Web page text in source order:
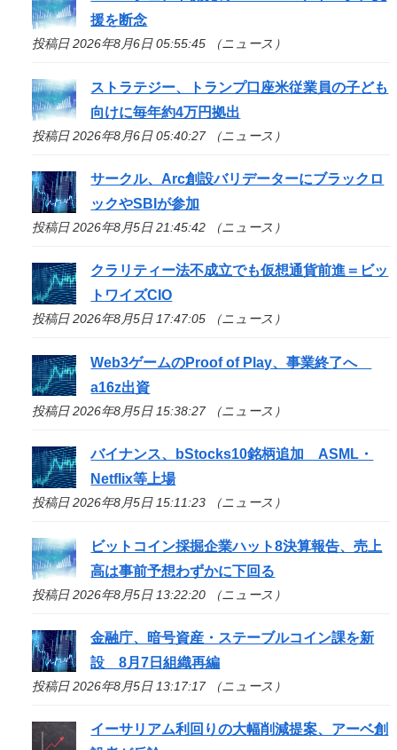
援を断念
投稿日 2026年8月6日 05:55:45 （ニュース）
ストラテジー、トランプ口座米従業員の子ども
向けに毎年約4万円拠出
投稿日 2026年8月6日 05:40:27 （ニュース）
サークル、Arc創設バリデーターにブラックロ
ックやSBIが参加
投稿日 2026年8月5日 21:45:42 （ニュース）
クラリティー法不成立でも仮想通貨前進＝ビッ
トワイズCIO
投稿日 2026年8月5日 17:47:05 （ニュース）
Web3ゲームのProof of Play、事業終了へ
a16z出資
投稿日 2026年8月5日 15:38:27 （ニュース）
バイナンス、bStocks10銘柄追加 ASML・
Netflix等上場
投稿日 2026年8月5日 15:11:23 （ニュース）
ビットコイン採掘企業ハット8決算報告、売上
高は事前予想わずかに下回る
投稿日 2026年8月5日 13:22:20 （ニュース）
金融庁、暗号資産・ステーブルコイン課を新
設 8月7日組織再編
投稿日 2026年8月5日 13:17:17 （ニュース）
イーサリアム利回りの大幅削減提案、アーベ創